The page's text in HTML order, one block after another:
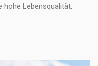
hohe Lebensqualität,